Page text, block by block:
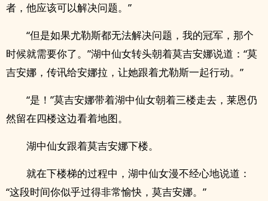
者，他应该可以解决问题。”
“但是如果尤勒斯都无法解决问题，我的冠军，那个
时候就需要你了。”湖中仙女转头朝着莫吉安娜说道：“莫
吉安娜，传讯给安娜拉，让她跟着尤勒斯一起行动。”
“是！”莫吉安娜带着湖中仙女朝着三楼走去，莱恩仍
然留在四楼这边看着地图。
湖中仙女跟着莫吉安娜下楼。
就在下楼梯的过程中，湖中仙女漫不经心地说道：
“这段时间你似乎过得非常愉快，莫吉安娜。”